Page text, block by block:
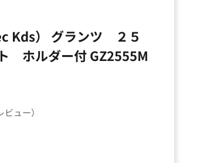
Kds） グランツ ２５
ホルダー付 GZ2555M
ビュー）